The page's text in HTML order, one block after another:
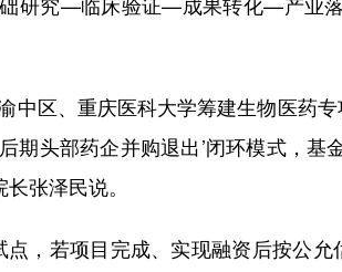
中区、重庆医科大学筹建生物医药
期头部药企并购退出’闭环模式，基
张泽民说。
，若项目完成、实现融资后按公